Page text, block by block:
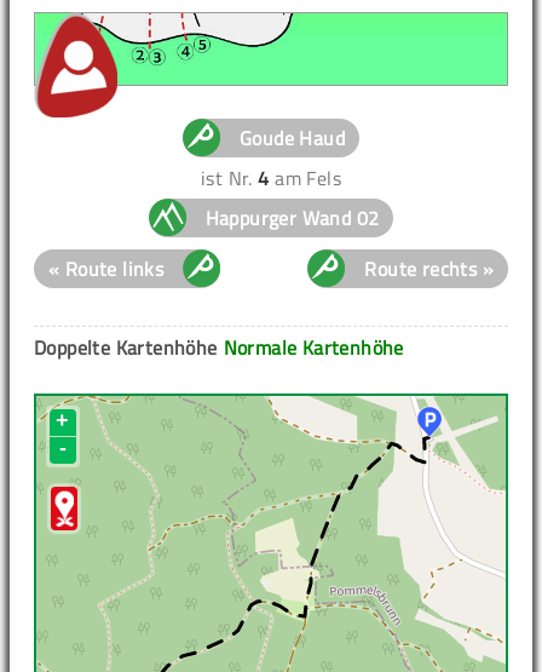
Goude Haud
ist Nr.4 am Fels
Happurger Wand 02
« Route links
Route rechts »
Normale Kartenhöhe
Doppelte Kartenhöhe
+
-